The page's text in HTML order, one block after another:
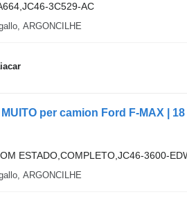
3C529-AC
ARGONCILHE
per camion Ford F-MAX | 18
ESTADO,COMPLETO,JC46-3600-
ARGONCILHE